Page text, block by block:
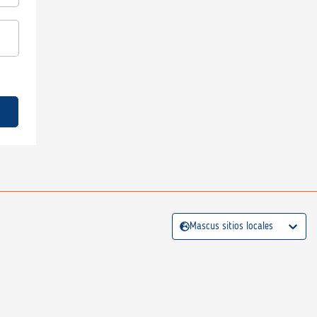
Mascus sitios locales